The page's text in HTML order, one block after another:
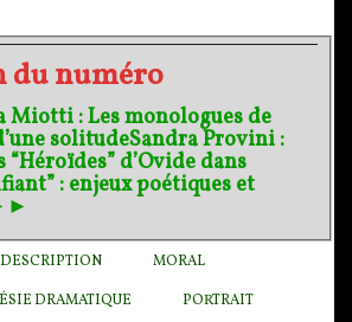
du numéro
: Les monologues de
solitudeSandra Provini :
d’Ovide dans
: enjeux poétiques et
DESCRIPTION MORAL
DRAMATIQUE PORTRAIT